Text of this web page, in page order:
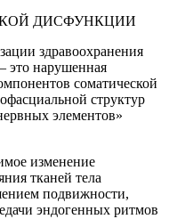
ДИСФУНКЦИИ
здравоохранения
это нарушенная
соматической
структур
элементов»
изменение
тканей тела
подвижности,
эндогенных ритмов